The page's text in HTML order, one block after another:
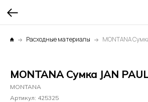
Расходные материалы
MONTANA Сумка JAN
MONTANA
Артикул: 425325